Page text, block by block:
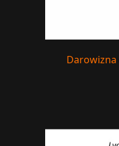
Darowizna